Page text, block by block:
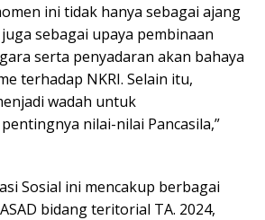
ini tidak hanya sebagai ajang
sebagai upaya pembinaan
serta penyadaran akan bahaya
terhadap NKRI. Selain itu,
wadah untuk
nilai-nilai Pancasila,”
Sosial ini mencakup berbagai
bidang teritorial TA. 2024,